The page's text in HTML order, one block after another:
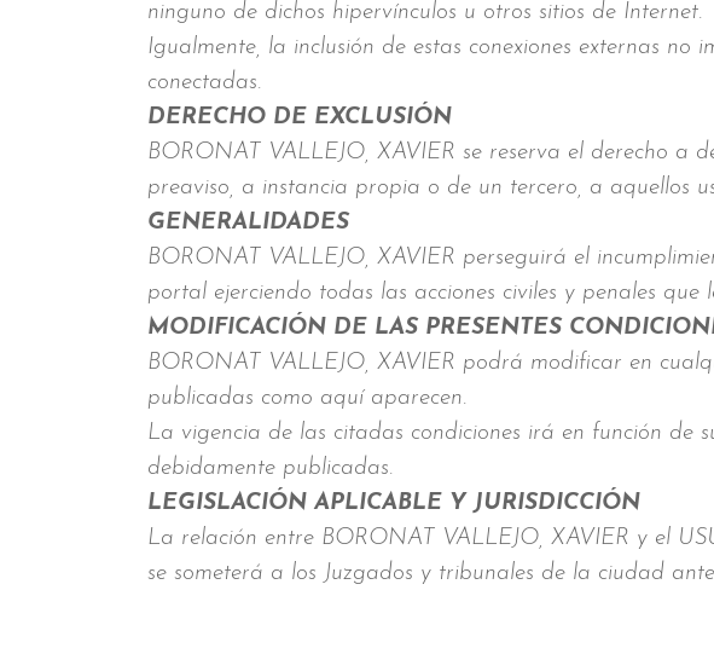
ninguno de dichos hipervínculos u otros sitios de Internet.
Igualmente, la inclusión de estas conexiones externas
conectadas.
DERECHO DE EXCLUSIÓN
BORONAT VALLEJO, XAVIER se reserva el derecho a
preaviso, a instancia propia o de un tercero, a aquellos
GENERALIDADES
BORONAT VALLEJO, XAVIER perseguirá el
portal ejerciendo todas las acciones civiles y penales que
MODIFICACIÓN DE LAS PRESENTES
BORONAT VALLEJO, XAVIER podrá modificar en
publicadas como aquí aparecen.
La vigencia de las citadas condiciones irá en función de
debidamente publicadas.
LEGISLACIÓN APLICABLE Y JURISDICCIÓN
La relación entre BORONAT VALLEJO, XAVIER y el
se someterá a los Juzgados y tribunales de la ciudad